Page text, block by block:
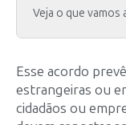
Veja o que vamos
Esse acordo
estrangeiras ou
cidadãos ou